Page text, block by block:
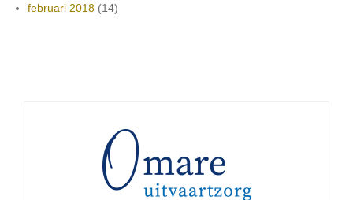
februari 2018 (14)